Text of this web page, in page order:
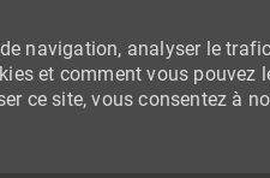
navigation, analyser le
et comment vous pouvez
ce site, vous consentez à